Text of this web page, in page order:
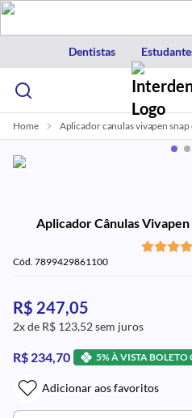
Dentistas
Home
Aplicador Cânulas
Cód. 7899429861100
R$ 247,05
2x de R$ 123,52 sem juros
R$ 234,70 5% À VISTA BOLETO
Adicionar aos favoritos